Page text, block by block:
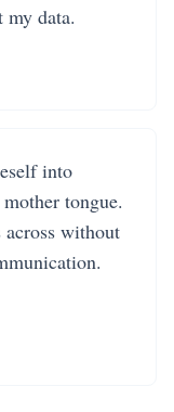
data.
into
tongue.
across without